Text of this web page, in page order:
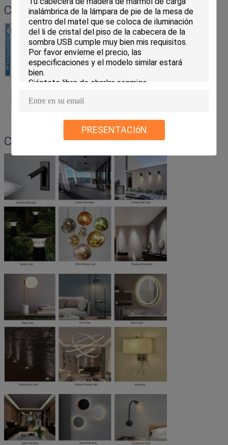
PRESENTACIóN
Certificados
Categorías de productos